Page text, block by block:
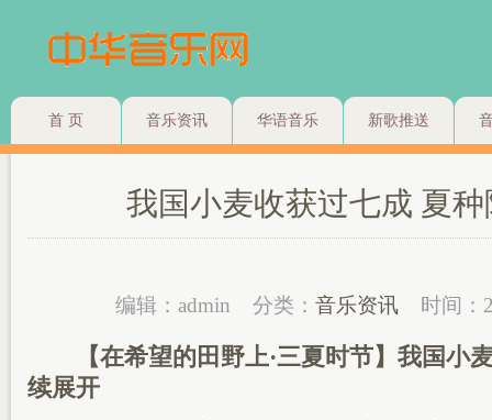
首 页 音乐资讯 华语音乐 新歌推送
我国小麦收获过七成 夏
编辑：admin 分类： 音乐资讯 时间：
【在希望的田野上·三夏时节】我国小
续展开